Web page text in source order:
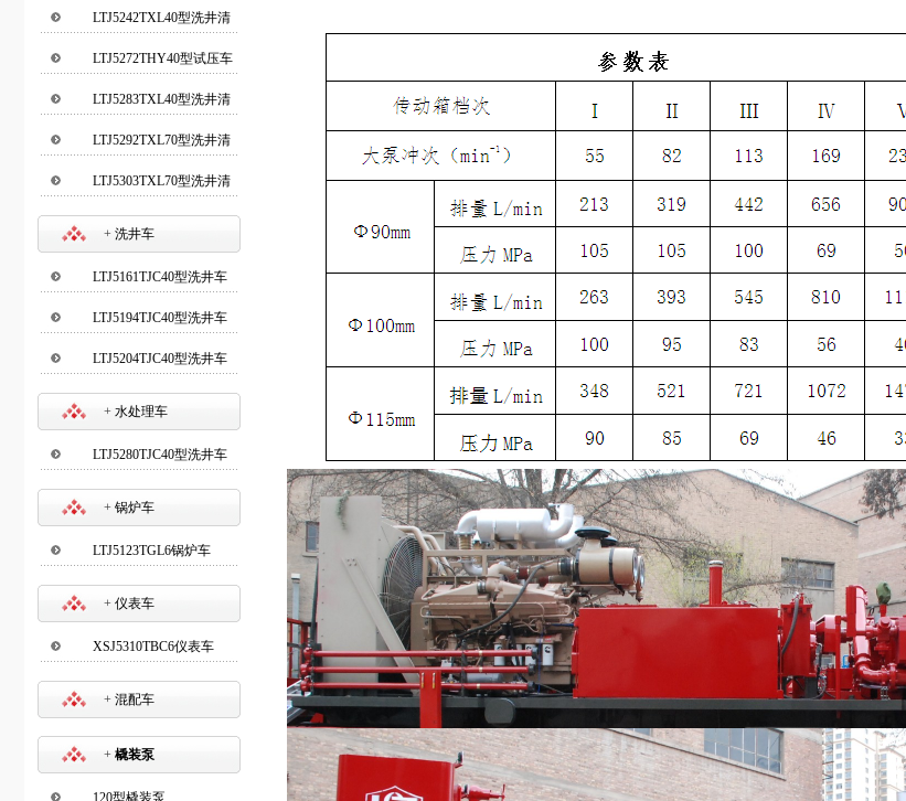
蜡车(新)
LTJ5242TXL40型洗井清
蜡车
LTJ5272THY40型试压车
LTJ5283TXL40型洗井清
蜡车
LTJ5292TXL70型洗井清
蜡车
LTJ5303TXL70型洗井清
蜡车
+ 洗井车
LTJ5161TJC40型洗井车
LTJ5194TJC40型洗井车
LTJ5204TJC40型洗井车
+ 水处理车
LTJ5280TJC40型洗井车
+ 锅炉车
LTJ5123TGL6锅炉车
+ 仪表车
XSJ5310TBC6仪表车
+ 混配车
+ 橇装泵
120型橇装泵